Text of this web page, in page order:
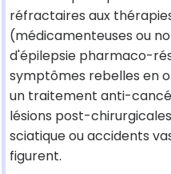
réfractaires aux
(médicamenteuses ou
d'épilepsie pharmaco-
symptômes rebelles en
un traitement anti-
lésions post-
sciatique ou accidents
figurent.